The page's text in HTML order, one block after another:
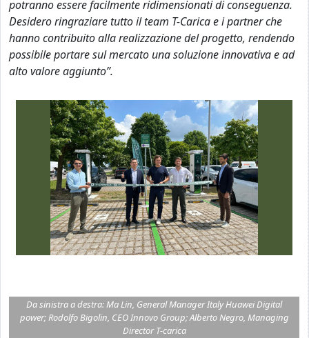
potranno essere facilmente ridimensionati di conseguenza.
Desidero ringraziare tutto il team T-Carica e i partner che
hanno contribuito alla realizzazione del progetto, rendendo
possibile portare sul mercato una soluzione innovativa e ad
alto valore aggiunto”.
Da sinistra a destra: Ma Lin, General Manager Italy Huawei Digital
power; Rodolfo Bigolin, CEO Innovo Group; Alberto Negro, Managing
Director T-carica